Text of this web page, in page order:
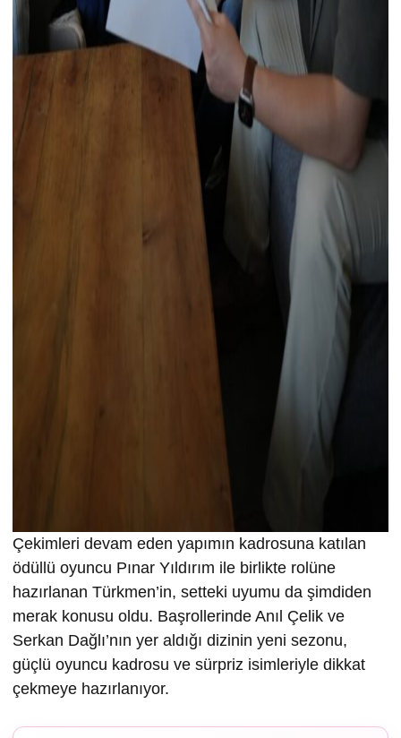
Çekimleri devam eden yapımın kadrosuna katılan
ödüllü oyuncu Pınar Yıldırım ile birlikte rolüne
hazırlanan Türkmen’in, setteki uyumu da şimdiden
merak konusu oldu. Başrollerinde Anıl Çelik ve
Serkan Dağlı’nın yer aldığı dizinin yeni sezonu,
güçlü oyuncu kadrosu ve sürpriz isimleriyle dikkat
çekmeye hazırlanıyor.